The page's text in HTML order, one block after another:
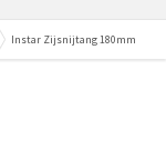
Instar Zijsnijtang 180mm